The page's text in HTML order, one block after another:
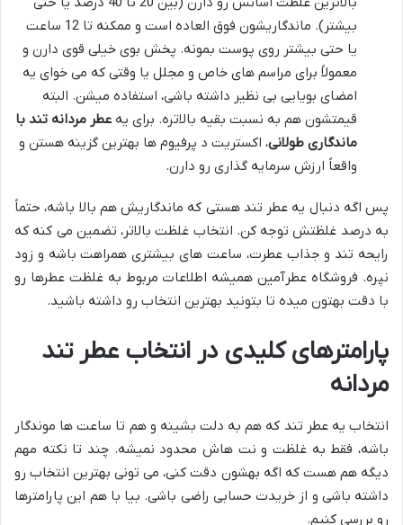
بیشتر). ماندگاریشون فوق العاده است و ممکنه تا 12 ساعت
یا حتی بیشتر روی پوست بمونه. پخش بوی خیلی قوی دارن و
معمولاً برای مراسم های خاص و مجلل یا وقتی که می خوای یه
امضای بویایی بی نظیر داشته باشی، استفاده میشن. البته
قیمتشون هم به نسبت بقیه بالاتره. برای یه عطر مردانه تند با
ماندگاری طولانی، اکستریت د پرفیوم ها بهترین گزینه هستن و
واقعاً ارزش سرمایه گذاری رو دارن.
پس اگه دنبال یه عطر تند هستی که ماندگاریش هم بالا باشه، حتماً
به درصد غلظتش توجه کن. انتخاب غلظت بالاتر، تضمین می کنه که
رایحه تند و جذاب عطرت، ساعت های بیشتری همراهت باشه و زود
نپره. فروشگاه عطرآمین همیشه اطلاعات مربوط به غلظت عطرها رو
با دقت بهتون میده تا بتونید بهترین انتخاب رو داشته باشید.
پارامترهای کلیدی در انتخاب عطر تند
مردانه
انتخاب یه عطر تند که هم به دلت بشینه و هم تا ساعت ها موندگار
باشه، فقط به غلظت و نت هاش محدود نمیشه. چند تا نکته مهم
دیگه هم هست که اگه بهشون دقت کنی، می تونی بهترین انتخاب رو
داشته باشی و از خریدت حسابی راضی باشی. بیا با هم این پارامترها
رو بررسی کنیم.